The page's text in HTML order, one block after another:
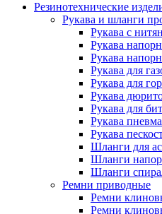
Резинотехнические
Рукава и шланги
Рукава с
Рукава
Рукава
Рукава для
Рукава для
Рукава
Рукава для
Рукава
Рукава
Шланги для
Шланги
Шланги
Ремни приводные
Ремни
Ремни